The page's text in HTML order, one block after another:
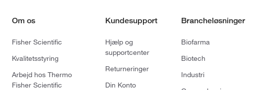
Om os
Fisher Scientific
Kvalitetsstyring
Arbejd hos Thermo
Fisher Scientific
Kundesupport
Hjælp og
supportcenter
Returneringer
Din Konto
Brancheløsninger
Biofarma
Biotech
Industri